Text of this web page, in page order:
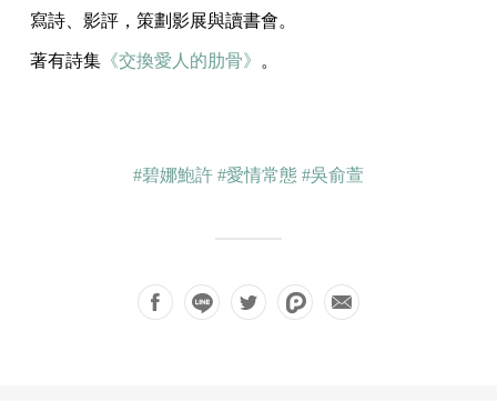
寫詩、影評，策劃影展與讀書會。
著有詩集 《交換愛人的肋骨》 。
#碧娜鮑許 #愛情常態 #吳俞萱